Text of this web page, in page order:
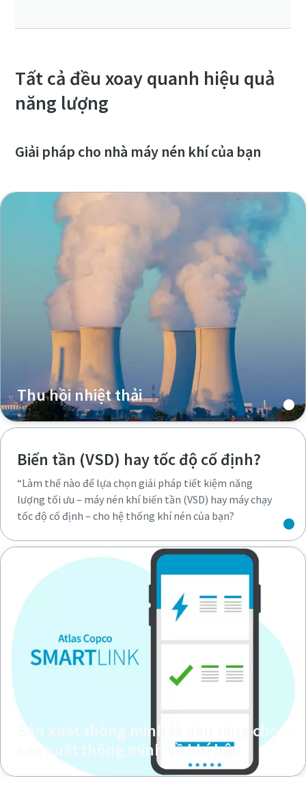
Tất cả đều xoay quanh hiệu quả
năng lượng
Giải pháp cho nhà máy nén khí của bạn
Thu hồi nhiệt thải
Biến tần (VSD) hay tốc độ cố định?
“Làm thế nào để lựa chọn giải pháp tiết kiệm năng
lượng tối ưu – máy nén khí biến tần (VSD) hay máy chạy
tốc độ cố định – cho hệ thống khí nén của bạn?
Sản xuất thông minh là nền tảng cho
sản xuất thông minh về khí hậu